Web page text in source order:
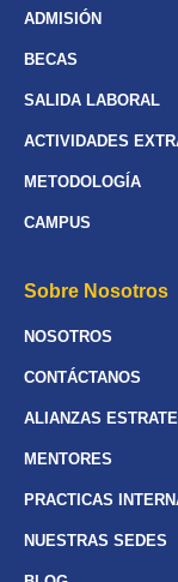
ADMISIÓN
BECAS
SALIDA LABORAL
ACTIVIDADES
METODOLOGÍA
CAMPUS
Sobre Nosotros
NOSOTROS
CONTÁCTANOS
ALIANZAS
MENTORES
PRACTICAS
NUESTRAS SEDES